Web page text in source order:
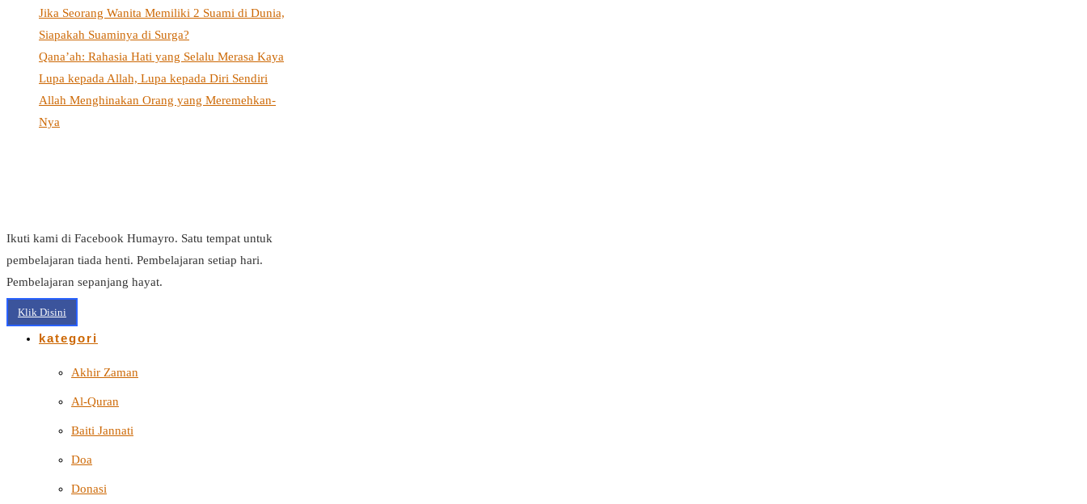
Jika Seorang Wanita Memiliki 2 Suami di Dunia,
Siapakah Suaminya di Surga?
Qana’ah: Rahasia Hati yang Selalu Merasa Kaya
Lupa kepada Allah, Lupa kepada Diri Sendiri
Allah Menghinakan Orang yang Meremehkan-
Nya
Ikuti kami di Facebook Humayro. Satu tempat untuk
pembelajaran tiada henti. Pembelajaran setiap hari.
Pembelajaran sepanjang hayat.
Klik Disini
kategori
Akhir Zaman
Al-Quran
Baiti Jannati
Doa
Donasi